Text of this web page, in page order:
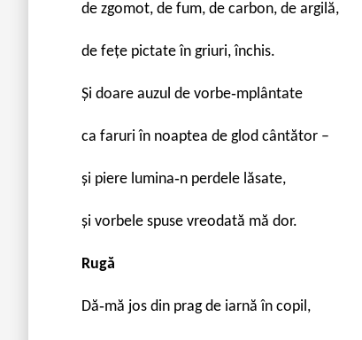
de zgomot, de fum, de carbon, de argilă,
de fețe pictate în griuri, închis.
Şi doare auzul de vorbe‐mplântate
ca faruri în noaptea de glod cântător –
şi piere lumina‐n perdele lăsate,
şi vorbele spuse vreodată mă dor.
Rugă
Dă‐mă jos din prag de iarnă în copil,